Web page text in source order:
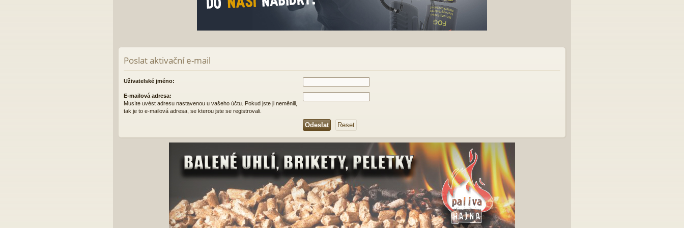
Poslat aktivační e-mail
Uživatelské jméno:
E-mailová adresa:
Musíte uvést adresu nastavenou u vašeho účtu. Pokud jste ji neměnili,
tak je to e-mailová adresa, se kterou jste se registrovali.